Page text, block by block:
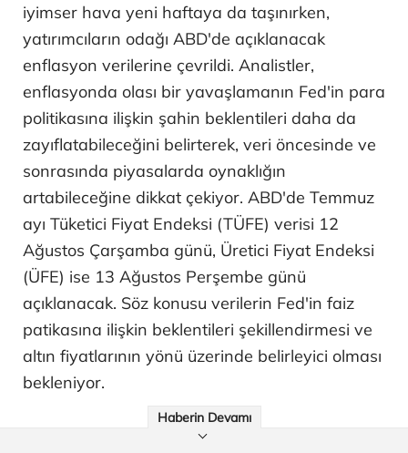
iyimser hava yeni haftaya da taşınırken,
yatırımcıların odağı ABD'de açıklanacak
enflasyon verilerine çevrildi. Analistler,
enflasyonda olası bir yavaşlamanın Fed'in para
politikasına ilişkin şahin beklentileri daha da
zayıflatabileceğini belirterek, veri öncesinde ve
sonrasında piyasalarda oynaklığın
artabileceğine dikkat çekiyor. ABD'de Temmuz
ayı Tüketici Fiyat Endeksi (TÜFE) verisi 12
Ağustos Çarşamba günü, Üretici Fiyat Endeksi
(ÜFE) ise 13 Ağustos Perşembe günü
açıklanacak. Söz konusu verilerin Fed'in faiz
patikasına ilişkin beklentileri şekillendirmesi ve
altın fiyatlarının yönü üzerinde belirleyici olması
bekleniyor.
Haberin Devamı